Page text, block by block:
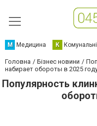
М Медицина К
Головна Бізнес новини
набирает обороты в 2025
Популярность